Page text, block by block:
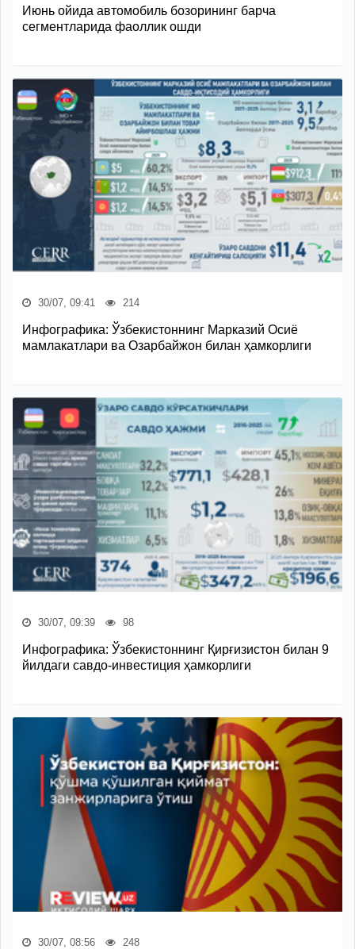
Июнь ойида автомобиль бозорининг барча
сегментларида фаоллик ошди
30/07, 09:41 214
Инфографика: Ўзбекистоннинг Марказий Осиё
мамлакатлари ва Озарбайжон билан ҳамкорлиги
30/07, 09:39 98
Инфографика: Ўзбекистоннинг Қирғизистон билан 9
йилдаги савдо-инвестиция ҳамкорлиги
30/07, 08:56 248